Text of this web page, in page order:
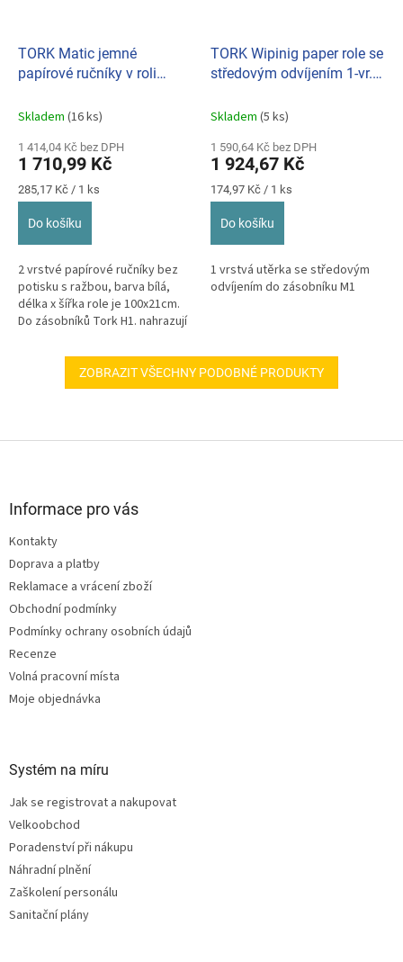
TORK Matic jemné
papírové ručníky v roli
290016
Skladem (16 ks)
1 414,04 Kč bez DPH
1 710,99 Kč
Měrná
cena:
285,17 Kč / 1 ks
Do košíku
2 vrstvé papírové ručníky bez
potisku s ražbou, barva bílá,
délka x šířka role je 100x21cm.
Do zásobníků Tork H1. nahrazují
TORK Wipinig paper role se
středovým odvíjením 1-vr.
Skladem (5 ks)
1 590,64 Kč bez DPH
1 924,67 Kč
Měrná
cena:
174,97 Kč / 1 ks
Do košíku
1 vrstvá utěrka se středovým
odvíjením do zásobníku M1
ZOBRAZIT VŠECHNY PODOBNÉ PRODUKTY
Informace pro vás
Kontakty
Doprava a platby
Reklamace a vrácení zboží
Obchodní podmínky
Podmínky ochrany osobních údajů
Recenze
Volná pracovní místa
Moje objednávka
Systém na míru
Jak se registrovat a nakupovat
Velkoobchod
Poradenství při nákupu
Náhradní plnění
Zaškolení personálu
Sanitační plány